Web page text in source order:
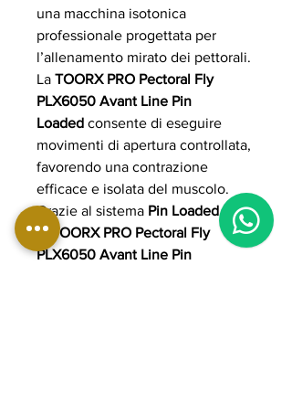
una macchina isotonica
professionale progettata per
l’allenamento mirato dei pettorali.
La TOORX PRO Pectoral Fly
PLX6050 Avant Line Pin
Loaded consente di eseguire
movimenti di apertura controllata,
favorendo una contrazione
efficace e isolata del muscolo.
Grazie al sistema Pin Loaded,
la
TOORX PRO Pectoral Fly
PLX6050 Avant Line Pin